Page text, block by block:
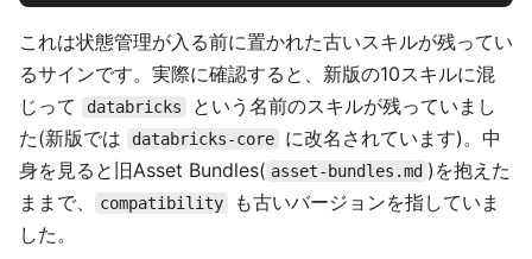
これは状態管理が入る前に置かれた古いスキルが残ってい
るサインです。実際に確認すると、新版の10スキルに混
じって
databricks
という名前のスキルが残っていまし
た(新版では
databricks-core
に改名されています)。中
身を見ると旧Asset Bundles( asset-bundles.md )を抱えた
ままで、
compatibility
も古いバージョンを指していま
した。